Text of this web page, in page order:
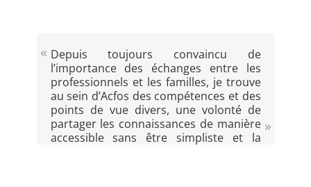
Depuis toujours convaincu de
l’importance des échanges entre les
professionnels et les familles, je trouve
au sein d’Acfos des compétences et des
points de vue divers, une volonté de
partager les connaissances de manière
accessible sans être simpliste et la